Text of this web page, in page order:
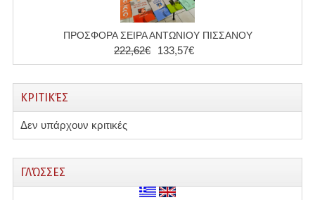
ΠΡΟΣΦΟΡΑ ΣΕΙΡΑ ΑΝΤΩΝΙΟΥ ΠΙΣΣΑΝΟΥ
222,62€ 133,57€
ΚΡΙΤΙΚΈΣ
Δεν υπάρχουν κριτικές
ΓΛΏΣΣΕΣ